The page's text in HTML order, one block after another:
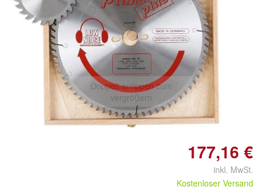
Doppelt antippen zum
vergrößern
177,16 €
inkl. MwSt.
Kostenloser Versand